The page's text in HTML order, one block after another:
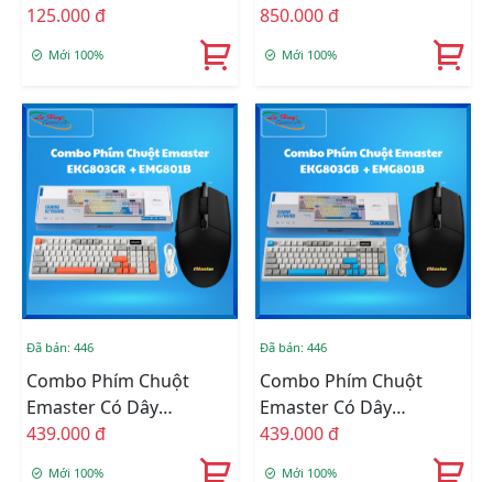
Chuyên Game Led
125.000 đ
Mới 100%
Newmen GM202 (Đen)
850.000 đ
Mới 100%
Đã bán: 446
Combo Phím Chuột
Emaster Có Dây
439.000 đ
Mới 100%
Đã bán: 446
Combo Phím Chuột
Emaster Có Dây
439.000 đ
Mới 100%